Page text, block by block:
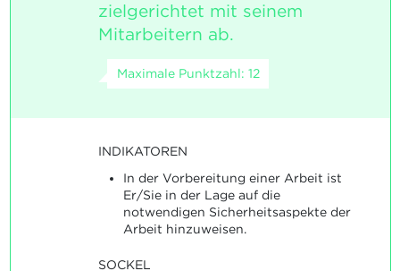
zielgerichtet mit seinem
Mitarbeitern ab.
Maximale Punktzahl: 12
INDIKATOREN
In der Vorbereitung einer Arbeit ist
Er/Sie in der Lage auf die
notwendigen Sicherheitsaspekte der
Arbeit hinzuweisen.
SOCKEL